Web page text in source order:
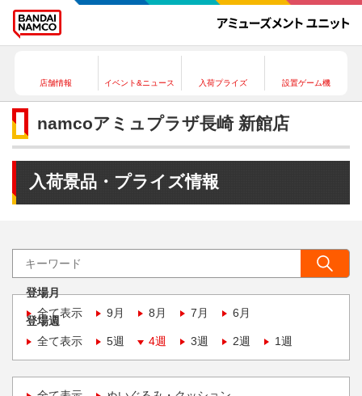
店舗情報 イベント&ニュース 入荷プライズ 設置ゲーム機
namcoアミュプラザ長崎 新館店
入荷景品・プライズ情報
登場月
全て表示
9月 8月 7月 6月
登場週
全て表示
5週 4週 3週 2週 1週